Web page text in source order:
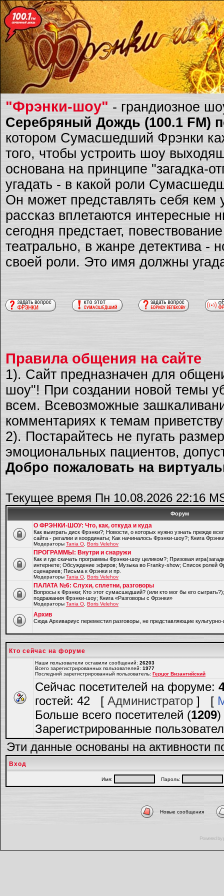
"Фрэнки-шоу" - грандиозное
Серебряный Дождь (100.1 FM)
котором Сумасшедший Фрэнки
того, чтобы устроить шоу
основана на принципе "загадка-
угадать - в какой роли
Он может представлять себя
рассказ вплетаются интересные
сегодня предстает,
театрально, в жанре детектива -
своей роли. Это имя должны
Правила общения на сайте
1). Сайт предназначен для
шоу"! При создании новой темы
всем. Всевозможные
комментариях к темам
2). Постарайтесь не пугать
эмоциональных пациентов,
Добро пожаловать на
Текущее время Пн 10.08.2026 22:16
Форум
О ФРЭНКИ-ШОУ: Что, как, откуда и куда
Как выиграть диск Фрэнки?; Новости, о которых нужно узнать прежде
сайта - регалии и координаты; Как начиналось Фрэнки-шоу?; Книга
Модераторы Tania O Boris Velehov
ПРОГРАММЫ: Внутри и снаружи
Как и где скачать программы Фрэнки-шоу целиком?; Призовая
интернете; Обсуждение эфиров; Музыка во Franky-show; Список ролей
сценариев; Письма к Фрэнки и пр.
Модераторы Tania O Boris Velehov
ПАЛАТА №6: Слухи, сплетни, разговоры
Вопросы к Фрэнки; Кто этот сумасшедший? (или кто мог бы его
подражания Фрэнки-шоу; Книга «Разговоры с Фрэнки»
Модераторы Tania O Boris Velehov
Архив
Cюда Архивариус переместил разговоры, не представляющие культурно-
Кто сейчас на форуме
Наши пользователи оставили сообщений: 26203
Всего зарегистрированных пользователей: 1977
Последний зарегистрированный пользователь: Герцог Византийский
Сейчас посетителей на форуме:
гостей: 42 [ Администратор ] [
Больше всего посетителей (1209)
Зарегистрированные
Эти данные основаны на активности
Вход
Имя: Пароль:
Новые сообщения
Powered by